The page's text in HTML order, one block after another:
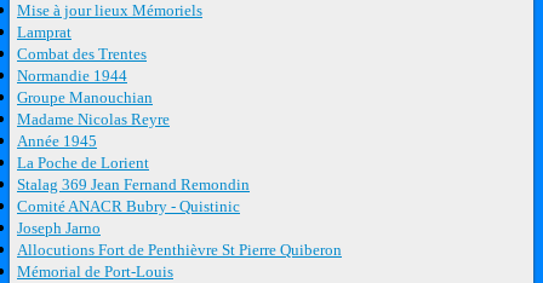
Mise à jour lieux Mémoriels
Lamprat
Combat des Trentes
Normandie 1944
Groupe Manouchian
Madame Nicolas Reyre
Année 1945
La Poche de Lorient
Stalag 369 Jean Fernand Remondin
Comité ANACR Bubry - Quistinic
Joseph Jarno
Allocutions Fort de Penthièvre St Pierre Quiberon
Mémorial de Port-Louis